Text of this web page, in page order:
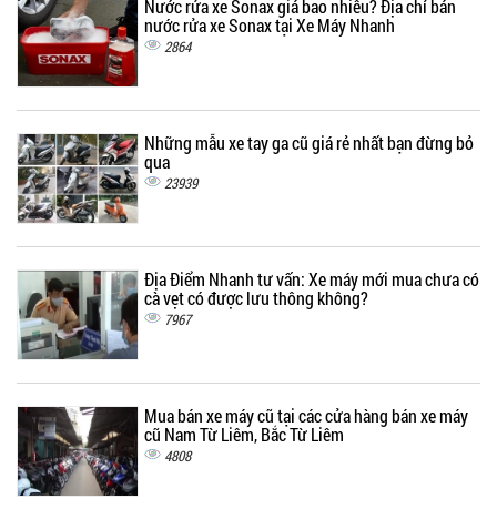
Nước rửa xe Sonax giá bao nhiêu? Địa chỉ bán
nước rửa xe Sonax tại Xe Máy Nhanh
2864
Những mẫu xe tay ga cũ giá rẻ nhất bạn đừng bỏ
qua
23939
Địa Điểm Nhanh tư vấn: Xe máy mới mua chưa có
cà vẹt có được lưu thông không?
7967
Mua bán xe máy cũ tại các cửa hàng bán xe máy
cũ Nam Từ Liêm, Bắc Từ Liêm
4808